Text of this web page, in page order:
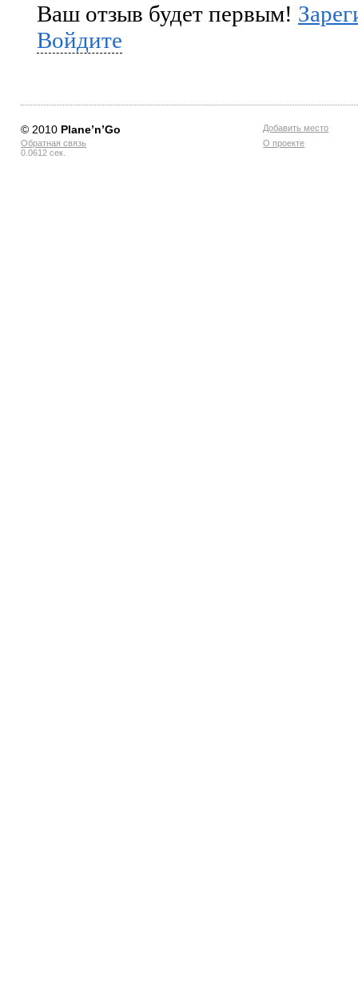
Ваш отзыв будет первым!
Войдите
© 2010 Planе’n’Go
Обратная связь
0.0612 сек.
Добавить место
О проекте